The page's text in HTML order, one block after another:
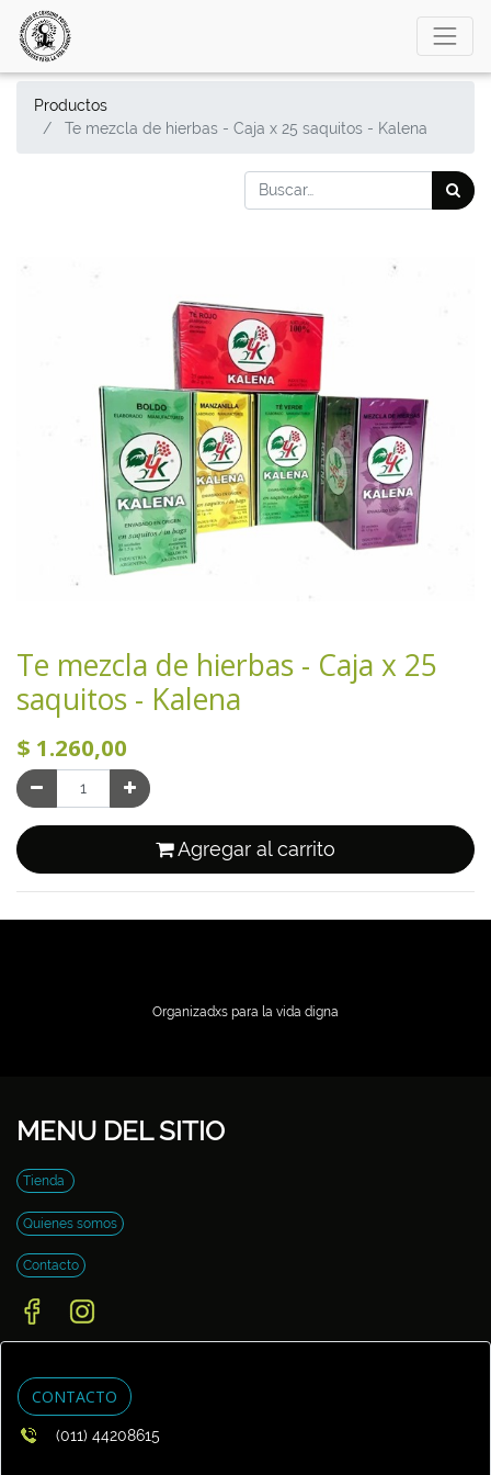
Productos
Te mezcla de hierbas - Caja x 25 saquitos - Kalena
Te mezcla de hierbas - Caja x 25
saquitos - Kalena
$ 1.260,00
Agregar al carrito
Organizadxs para la vida digna
MENU DEL SITIO
Tienda
Quienes somos
Contacto
CONTACTO
(011) 44208615